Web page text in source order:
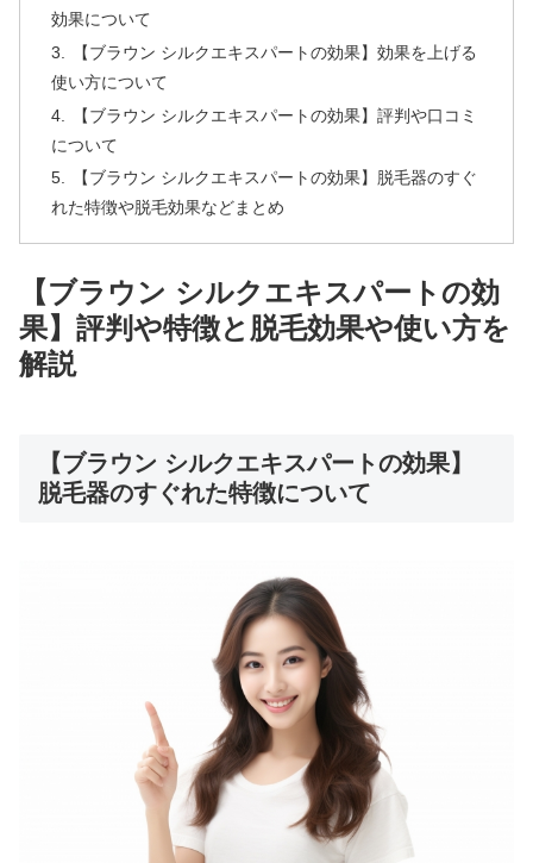
効果について
【ブラウン シルクエキスパートの効果】効果を上げる
使い方について
【ブラウン シルクエキスパートの効果】評判や口コミ
について
【ブラウン シルクエキスパートの効果】脱毛器のすぐ
れた特徴や脱毛効果などまとめ
【ブラウン シルクエキスパートの効
果】評判や特徴と脱毛効果や使い方を
解説
【ブラウン シルクエキスパートの効果】
脱毛器のすぐれた特徴について